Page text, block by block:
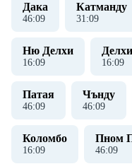
Дака
46:10
Катманду
31:10
Ню Делхи
16:10
Делхи
16:10
Патая
46:10
Чънду
46:10
Коломбо
16:10
Пном
46:10